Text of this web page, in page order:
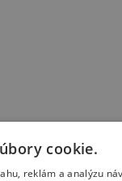
cookie.
reklám a analýzu